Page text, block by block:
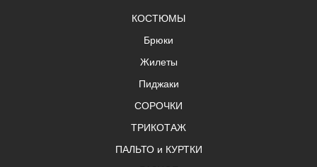
КОСТЮМЫ
Брюки
Жилеты
Пиджаки
СОРОЧКИ
ТРИКОТАЖ
ПАЛЬТО и КУРТКИ